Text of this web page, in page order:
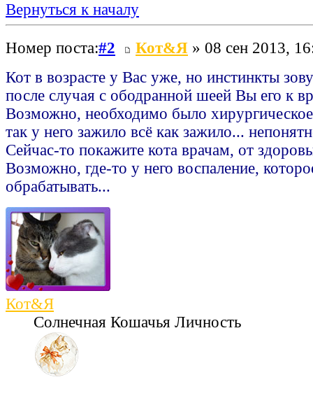
Вернуться к началу
Номер поста:#2 Кот&Я » 08 сен 2013,
Кот в возрасте у Вас уже, но инстинкты
после случая с ободранной шеей Вы его к
Возможно, необходимо было
так у него зажило всё как зажило...
Сейчас-то покажите кота врачам, от
Возможно, где-то у него воспаление,
обрабатывать...
Кот&Я
Солнечная Кошачья Личность